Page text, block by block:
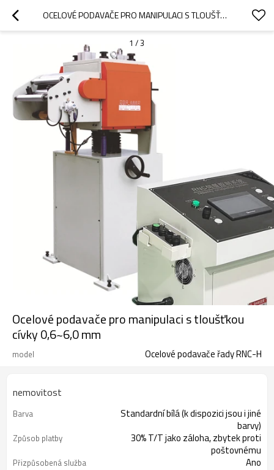
OCELOVÉ PODAVAČE PRO MANIPULACI S TLOUŠŤKOU CÍVKY 0,6~6,0 MM
1 /3
Ocelové podavače pro manipulaci s tloušťkou
cívky 0,6~6,0 mm
model Ocelové podavače řady RNC-H
nemovitost
Barva
Standardní bílá (k dispozici jsou i jiné
barvy)
Způsob platby
30% T/T jako záloha, zbytek proti
poštovnému
Přizpůsobená služba Ano